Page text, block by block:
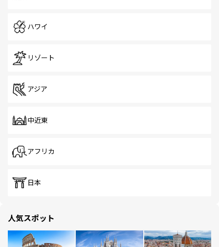
ハワイ
リゾート
アジア
中近東
アフリカ
日本
人気スポット